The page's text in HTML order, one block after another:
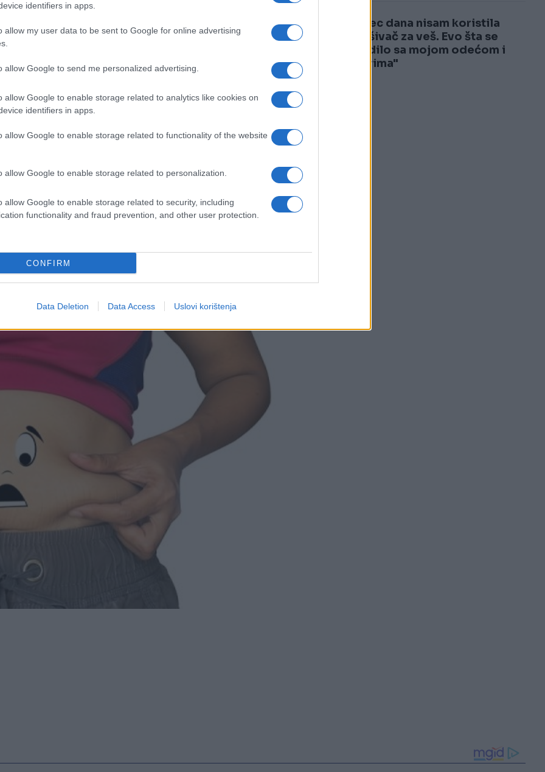
identifiers in apps.
allow my user data to be sent to Google for online advertising
allow Google to send me personalized advertising.
allow Google to enable storage related to analytics like cookies on
identifiers in apps.
allow Google to enable storage related to functionality of the website
allow Google to enable storage related to personalization.
allow Google to enable storage related to security, including
functionality and fraud prevention, and other user protection.
CONFIRM
Data Deletion Data Access Uslovi korištenja
da stavimo na stranu i osećaj praznine
hranom, pričekajte nekoliko minuta prije nego
obaviti određenu obavezu koju želite da
prejedanjem.
4
"Mjesec dana nisam koristila
omekšivač za veš. Evo šta se
dogodilo sa mojom odećom i
peškirima"